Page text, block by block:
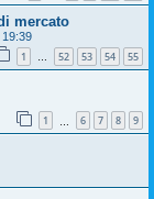
mercato
19:39
1 … 52 53 54 55
1 6 7 8 9